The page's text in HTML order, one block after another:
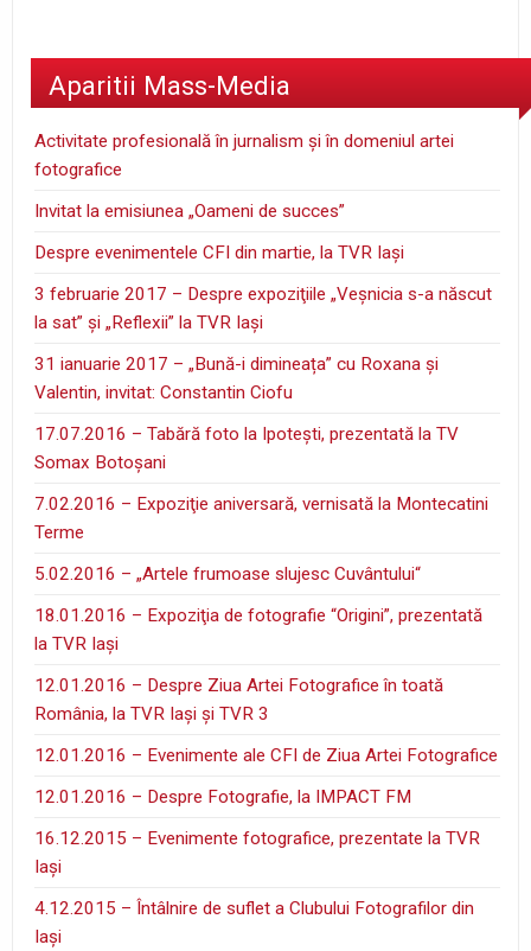
Aparitii Mass-Media
Activitate profesională în jurnalism şi în domeniul artei
fotografice
Invitat la emisiunea „Oameni de succes”
Despre evenimentele CFI din martie, la TVR Iaşi
3 februarie 2017 – Despre expoziţiile „Veşnicia s-a născut
la sat” şi „Reflexii” la TVR Iaşi
31 ianuarie 2017 – „Bună-i dimineața” cu Roxana și
Valentin, invitat: Constantin Ciofu
17.07.2016 – Tabără foto la Ipoteşti, prezentată la TV
Somax Botoşani
7.02.2016 – Expoziţie aniversară, vernisată la Montecatini
Terme
5.02.2016 – „Artele frumoase slujesc Cuvântului“
18.01.2016 – Expoziţia de fotografie “Origini”, prezentată
la TVR Iaşi
12.01.2016 – Despre Ziua Artei Fotografice în toată
România, la TVR Iaşi şi TVR 3
12.01.2016 – Evenimente ale CFI de Ziua Artei Fotografice
12.01.2016 – Despre Fotografie, la IMPACT FM
16.12.2015 – Evenimente fotografice, prezentate la TVR
Iaşi
4.12.2015 – Întâlnire de suflet a Clubului Fotografilor din
Iaşi